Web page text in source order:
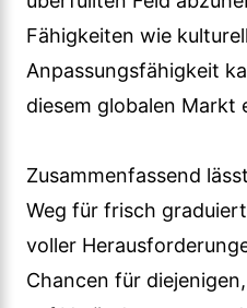
Fähigkeiten wie
Anpassungsfähigkeit
diesem globalen Markt
Zusammenfassend
Weg für frisch
voller
Chancen für